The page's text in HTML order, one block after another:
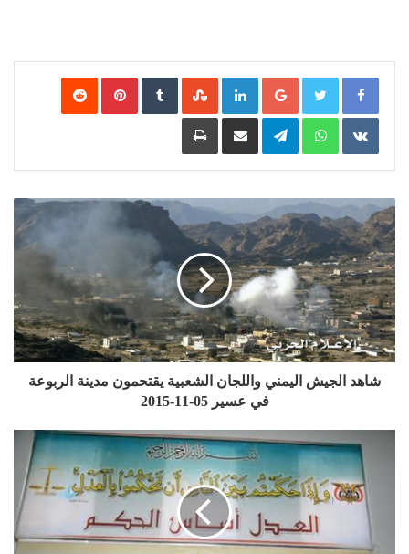
Google+
LinkedIn
‏StumbleUpon
‏VKontakte
WhatsApp
Telegram مشاركة عبر البريد طباعة
شاهد الجيش اليمني واللجان الشعبية يقتحمون مدينة الربوعة
في عسير 05-11-2015